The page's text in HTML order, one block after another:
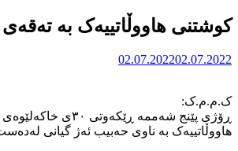
کوشتنی هاووڵاتییەک بە
02.07.202202.07.2022
ک.م.م.ک:
هاووڵاتییەک بە ناوی حەبیب ئەژ گیانی